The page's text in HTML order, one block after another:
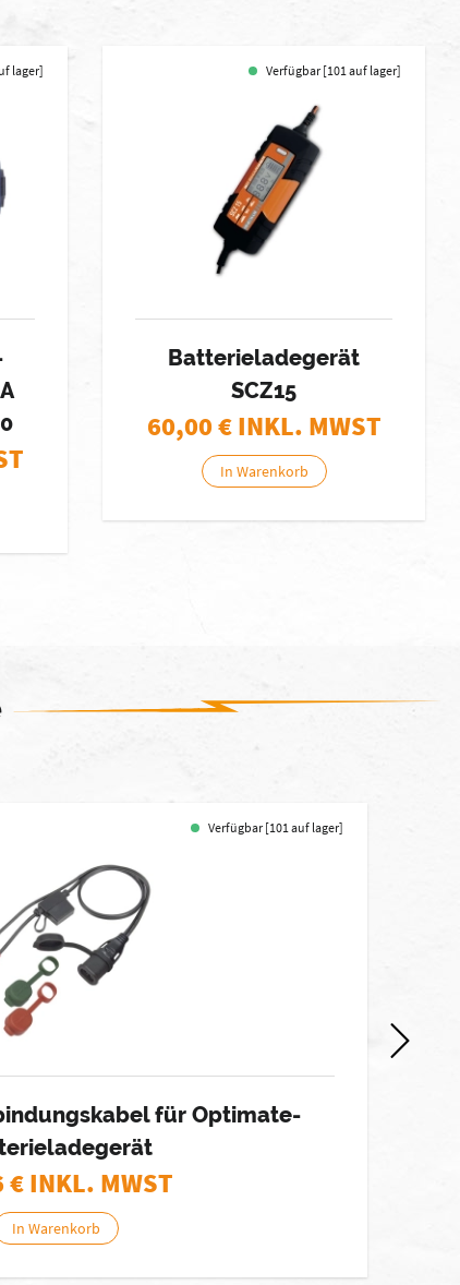
lager] Verfügbar [101 auf lager]
Batterieladegerät
SCZ15
60,00€ INKL. MWST
In Warenkorb
Verfügbar [101 auf lager]
für Optimate-
€ INKL. MWST
In Warenkorb